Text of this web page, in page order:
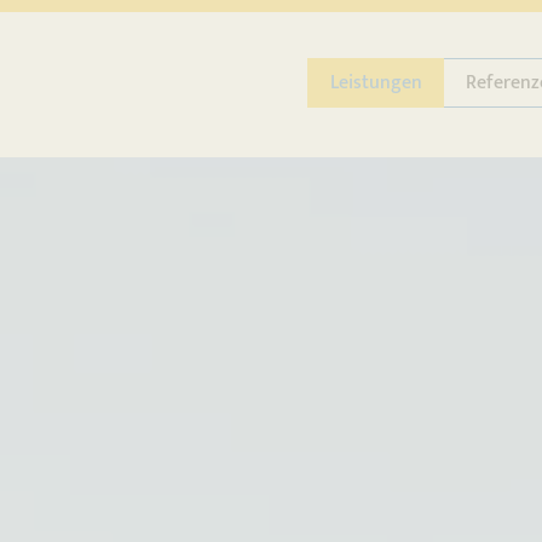
Leistungen